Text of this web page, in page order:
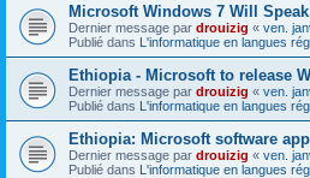
Microsoft Windows 7 Will
Dernier message par drouizig « ven.
Publié dans L'informatique en langues
Ethiopia - Microsoft to release
Dernier message par drouizig « ven.
Publié dans L'informatique en langues
Ethiopia: Microsoft software
Dernier message par drouizig « ven.
Publié dans L'informatique en langues